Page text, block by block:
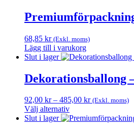
68,85 kr (Exkl. moms)
Lägg till i varukorg
Slut i lager
Dekorationsballong
92,00 kr – 485,00 krPrisintervall:
till
(Exkl. moms)
Välj alternativ
Den
Slut i lager